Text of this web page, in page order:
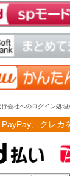
社へのログイン処
、クレカ